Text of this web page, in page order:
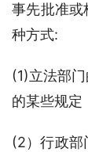
事先批准或
种方式:
(1)立法部
的某些规定
(2）行政部